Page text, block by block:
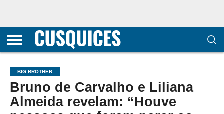
CONTACTOS
HOME
POLÍTICA DE
E COOKIES
SOBRE
TERMOS E
TRANSPARÊNCIA
METODOLOGIA
BIG BROTHER
Bruno de Carvalho e Liliana
Almeida revelam: “Houve